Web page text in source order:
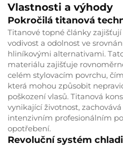
Vlastnosti a výhody
Pokročilá titanová
Titanové topné články
vodivost a odolnost ve
hliníkovými alternativami.
materiálu zajišťuje
celém stylovacím povrchu,
která mohou způsobit
poškození vlasů. Titanová
vynikající životnost,
intenzivním profesionálním
opotřebení.
Revoluční systém